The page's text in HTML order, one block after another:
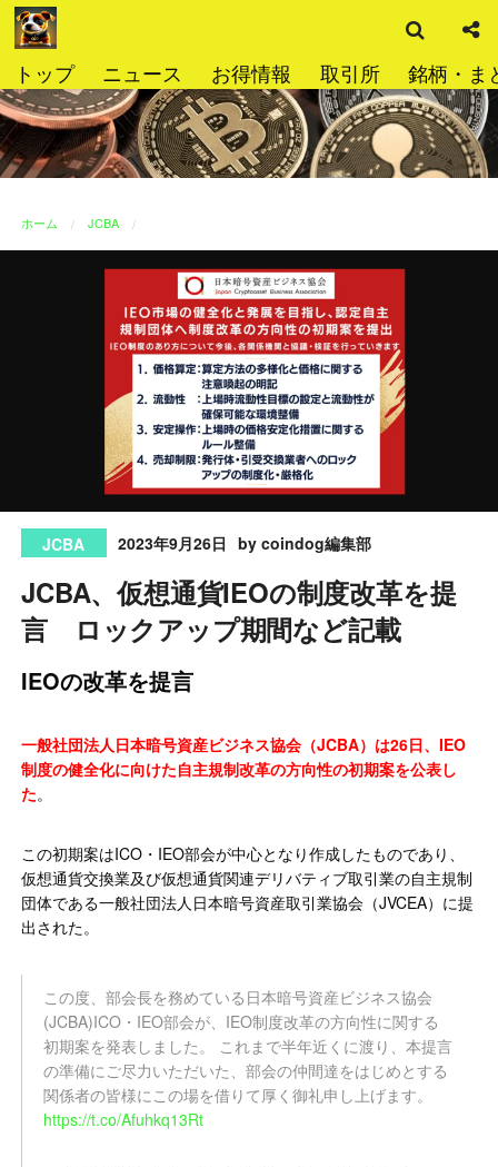
コ
ン
ン
ツ
へ
ス
プ
トップ ニュース お得情報 取引所 銘柄・ま
索
ホーム JCBA
JCBA 2023年9月26日 by coindog編集部
JCBA、仮想通貨IEOの制度改革を提
言 ロックアップ期間など記載
IEOの改革を提言
一般社団法人日本暗号資産ビジネス協会（JCBA）は26日、IEO
制度の健全化に向けた自主規制改革の方向性の初期案を公表し
た。
この初期案はICO・IEO部会が中心となり作成したものであり、
仮想通貨交換業及び仮想通貨関連デリバティブ取引業の自主規制
団体である一般社団法人日本暗号資産取引業協会（JVCEA）に提
出された。
この度、部会長を務めている日本暗号資産ビジネス協会
(JCBA)ICO・IEO部会が、IEO制度改革の方向性に関する
初期案を発表しました。 これまで半年近くに渡り、本提言
の準備にご尽力いただいた、部会の仲間達をはじめとする
関係者の皆様にこの場を借りて厚く御礼申し上げます。
https://t.co/Afuhkq13Rt